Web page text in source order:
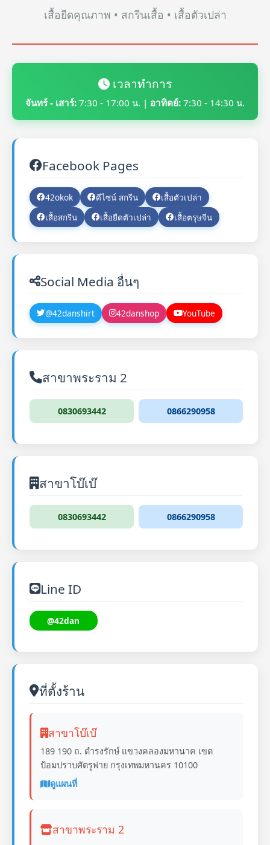
เสื้อยืดคุณภาพ • สกรีนเสื้อ • เสื้อตัวเปล่า
เวลาทำการ
จันทร์ - เสาร์: 7:30 - 17:00 น. | อาทิตย์: 7:30 - 14:30 น.
Facebook Pages
42okok ดีไซน์ สกรีน
เสื้อตัวเปล่า
เสื้อสกรีน
เสื้อยืดตัวเปล่า เสื้อตรุษจีน
Social Media อื่นๆ
@42danshirt 42danshop YouTube
สาขาพระราม 2
0830693442 0866290958
สาขาโบ๊เบ๊
0830693442 0866290958
Line ID
@42dan
ที่ตั้งร้าน
สาขาโบ๊เบ๊
189 190 ถ. ดำรงรักษ์ แขวงคลองมหานาค เขต
ป้อมปราบศัตรูพ่าย กรุงเทพมหานคร 10100
ดูแผนที่
สาขาพระราม 2